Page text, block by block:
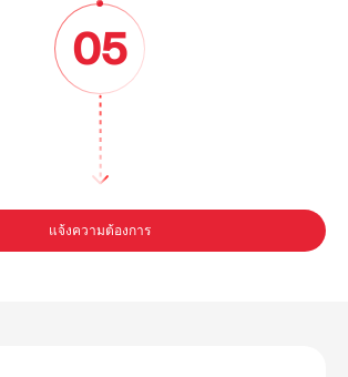
05
แจ้งความต้องการ